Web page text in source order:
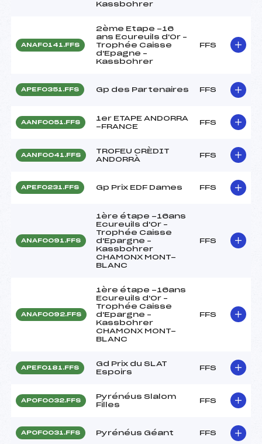
Kassbohrer
ANAF0141.FFS
2ème Etape -16
ans Ecureuils d'Or –
Trophée Caisse
d'Epagne –
Kassbohrer
FFS
APEF0351.FFS Gp des Partenaires FFS
AANF0051.FFS
1er ETAPE ANDORRA
-FRANCE
FFS
AANF0041.FFS
TROFEU CRÈDIT
ANDORRÀ
FFS
APEF0231.FFS Gp Prix EDF Dames FFS
ANAF0091.FFS
1ère étape -16ans
Ecureuils d'Or –
Trophée Caisse
d'Epargne –
Kassbohrer
CHAMONX MONT-
BLANC
FFS
ANAF0092.FFS
1ère étape -16ans
Ecureuils d'Or –
Trophée Caisse
d'Epargne –
Kassbohrer
CHAMONX MONT-
BLANC
FFS
APEF0181.FFS
Gd Prix du SLAT
Espoirs
FFS
APOF0032.FFS
Pyrénéus Slalom
Filles
FFS
APOF0031.FFS Pyrénéus Géant FFS